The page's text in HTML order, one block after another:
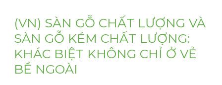
(VN) SÀN GỖ CHẤT LƯỢNG VÀ
SÀN GỖ KÉM CHẤT LƯỢNG:
KHÁC BIỆT KHÔNG CHỈ Ở VẺ
BỀ NGOÀI